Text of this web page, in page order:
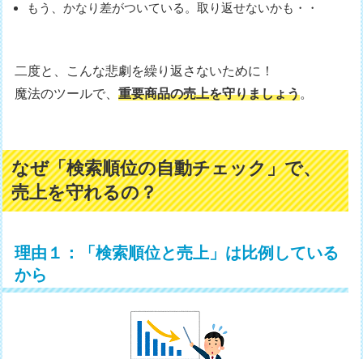
もう、かなり差がついている。取り返せないかも・・
二度と、こんな悲劇を繰り返さないために！
魔法のツールで、重要商品の売上を守りましょう。
なぜ「検索順位の自動チェック」で、
売上を守れるの？
理由１：「検索順位と売上」は比例している
から